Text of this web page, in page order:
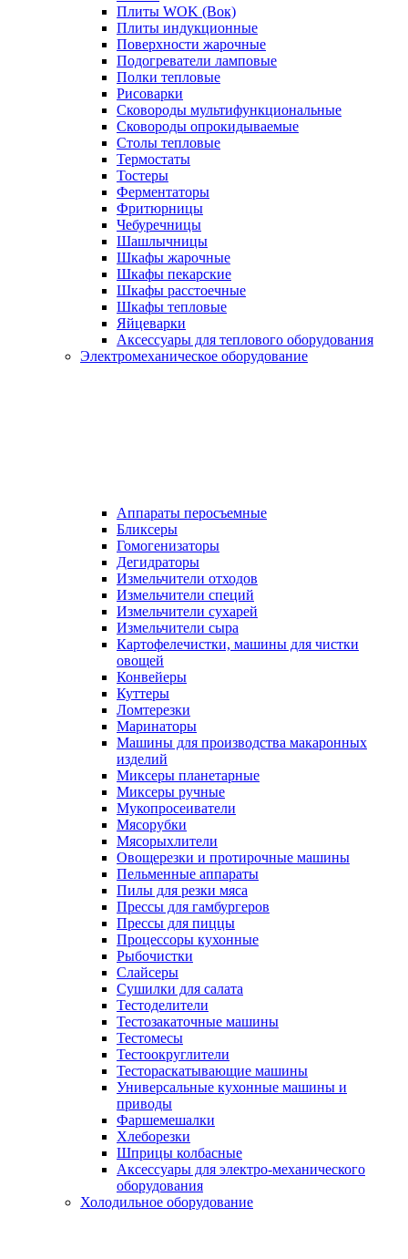
Плиты WOK (Вок)
Плиты индукционные
Поверхности жарочные
Подогреватели ламповые
Полки тепловые
Рисоварки
Сковороды мультифункциональные
Сковороды опрокидываемые
Столы тепловые
Термостаты
Тостеры
Ферментаторы
Фритюрницы
Чебуречницы
Шашлычницы
Шкафы жарочные
Шкафы пекарские
Шкафы расстоечные
Шкафы тепловые
Яйцеварки
Аксессуары для теплового оборудования
Электромеханическое оборудование
Аппараты перосъемные
Бликсеры
Гомогенизаторы
Дегидраторы
Измельчители отходов
Измельчители специй
Измельчители сухарей
Измельчители сыра
Картофелечистки, машины для чистки
овощей
Конвейеры
Куттеры
Ломтерезки
Маринаторы
Машины для производства макаронных
изделий
Миксеры планетарные
Миксеры ручные
Мукопросеиватели
Мясорубки
Мясорыхлители
Овощерезки и протирочные машины
Пельменные аппараты
Пилы для резки мяса
Прессы для гамбургеров
Прессы для пиццы
Процессоры кухонные
Рыбочистки
Слайсеры
Сушилки для салата
Тестоделители
Тестозакаточные машины
Тестомесы
Тестоокруглители
Тестораскатывающие машины
Универсальные кухонные машины и
приводы
Фаршемешалки
Хлеборезки
Шприцы колбасные
Аксессуары для электро-механического
оборудования
Холодильное оборудование